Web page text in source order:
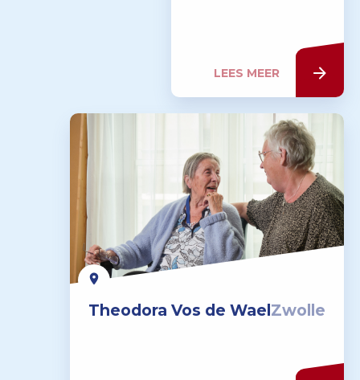
LEES MEER
Theodora Vos de WaelZwolle